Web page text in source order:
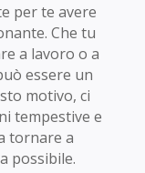
per te avere
Che tu
a lavoro o a
essere un
motivo, ci
tempestive e
tornare a
possibile.